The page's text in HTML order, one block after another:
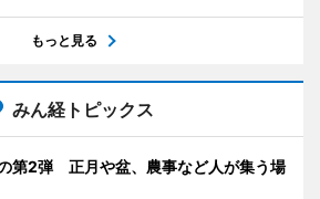
もっと見る
みん経トピックス
の第2弾 正月や盆、農事など人が集う場